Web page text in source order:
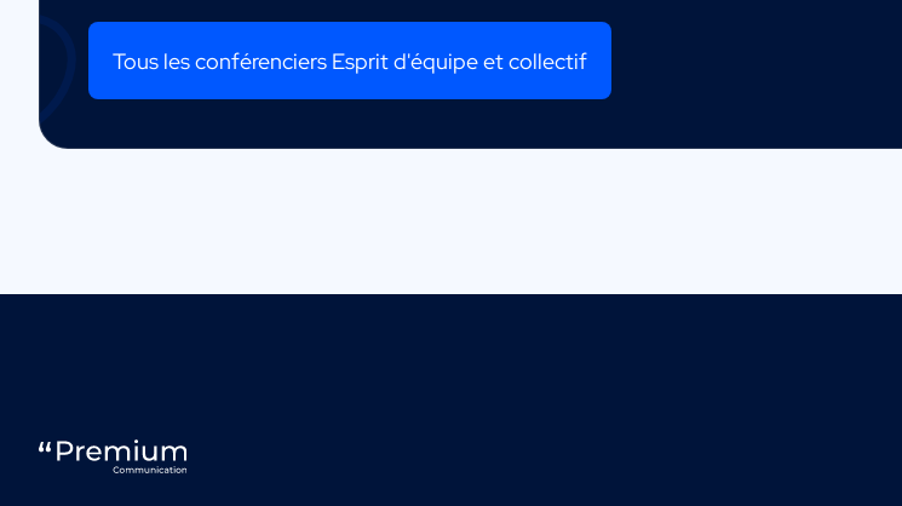
Tous les conférenciers Esprit d'équipe et collectif